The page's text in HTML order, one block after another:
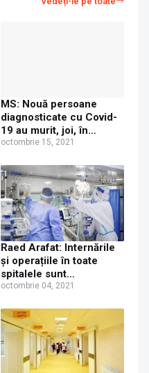
MS: Nouă persoane
diagnosticate cu Covid-
19 au murit, joi, în
județul Suceava
octombrie 15, 2021
Raed Arafat: Internările
și operațiile în toate
spitalele sunt
suspendate pentru 30 de
aplică urgenţelor,
femeilor însărcinate,
pacienţilor oncologici
sau celor care trebuie să
facă dializă
octombrie 04, 2021